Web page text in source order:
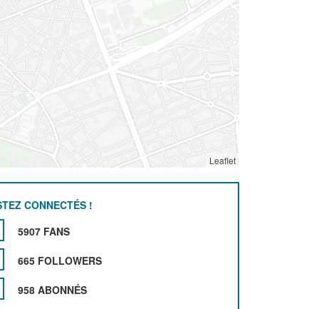
Leaflet
CONNECTÉS !
5907 FANS
665 FOLLOWERS
958 ABONNÉS